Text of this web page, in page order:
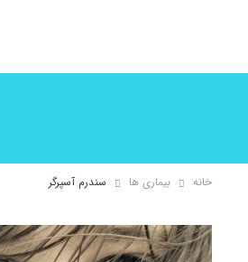
خانه بیماری ها سندرم آسپرگر